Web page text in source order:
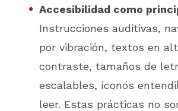
Accesibilidad como
Instrucciones auditivas,
por vibración, textos en
contraste, tamaños de
escalables, íconos
leer. Estas prácticas no